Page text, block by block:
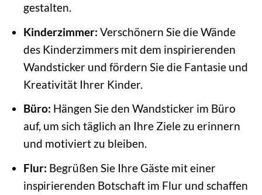
gestalten.
Kinderzimmer: Verschönern Sie die Wände
des Kinderzimmers mit dem inspirierenden
Wandsticker und fördern Sie die Fantasie und
Kreativität Ihrer Kinder.
Büro: Hängen Sie den Wandsticker im Büro
auf, um sich täglich an Ihre Ziele zu erinnern
und motiviert zu bleiben.
Flur: Begrüßen Sie Ihre Gäste mit einer
inspirierenden Botschaft im Flur und schaffen